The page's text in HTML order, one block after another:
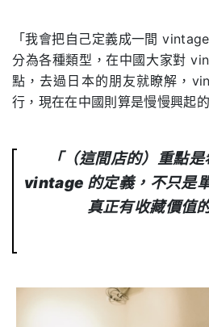
「我會把自己定義成一間
分為各種類型，在中國大家對
點，去過日本的朋友就瞭解，
行，現在在中國則算是慢慢興起的
「（這間店的）重點
vintage 的定義，不只是
真正有收藏價值